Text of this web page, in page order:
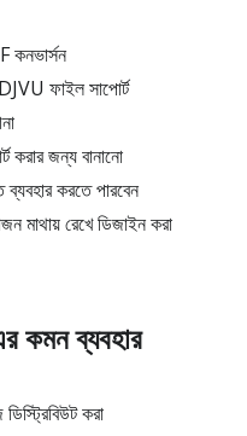
ফাইল সাপোর্ট
করার জন্য বানানো
করতে পারবেন
মাথায় রেখে ডিজাইন করা
ব্যবহার
করা